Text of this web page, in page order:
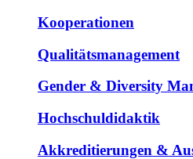
Kooperationen
Qualitätsmanagement
Gender & Diversity
Hochschuldidaktik
Akkreditierungen &